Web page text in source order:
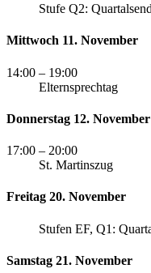
Stufe Q2:
Mittwoch 11. November
14:00 – 19:00
Elternsprechtag
Donnerstag 12. November
17:00 – 20:00
St. Martinszug
Freitag 20. November
Stufen EF, Q1:
Samstag 21. November